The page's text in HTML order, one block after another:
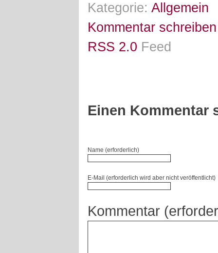
Kategorie: Allgemein
Kommentar schreiben
RSS 2.0 Feed
Einen Kommentar
Name (erforderlich)
E-Mail (erforderlich wird aber nicht veröffentlicht)
Kommentar